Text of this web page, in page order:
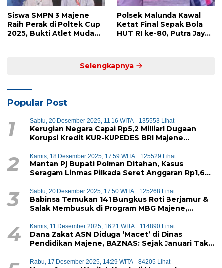
Siswa SMPN 3 Majene
Raih Perak di Poltek Cup
2025, Bukti Atlet Muda
Polsek Malunda Kawal
Ketat Final Sepak Bola
HUT RI ke-80, Putra Jaya
Selengkapnya
Popular Post
1 Sabtu, 20 Desember 2025, 11:16 WITA 135553 Lihat
Kerugian Negara Capai Rp5,2 Milliar! Dugaan
Korupsi Kredit KUR-KUPEDES BRI Majene
2 Kamis, 18 Desember 2025, 17:59 WITA 125529 Lihat
Mantan Pj Bupati Polman Ditahan, Kasus
Seragam Linmas Pilkada Seret Anggaran Rp1,6
3 Sabtu, 20 Desember 2025, 17:50 WITA 125268 Lihat
Babinsa Temukan 141 Bungkus Roti Berjamur &
Salak Membusuk di Program MBG Majene,
4 Kamis, 11 Desember 2025, 16:21 WITA 114890 Lihat
Dana Zakat ASN Diduga ‘Macet’ di Dinas
Pendidikan Majene, BAZNAS: Sejak Januari Tak
Rabu, 17 Desember 2025, 14:29 WITA 84205 Lihat